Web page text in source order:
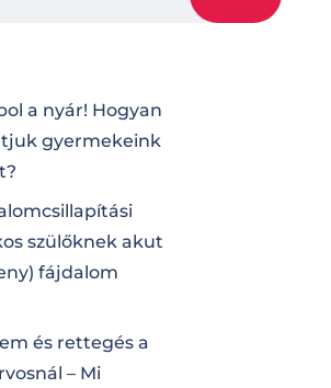
a nyár! Hogyan
gyermekeink
szülőknek akut
fájdalom
és rettegés a
– Mi